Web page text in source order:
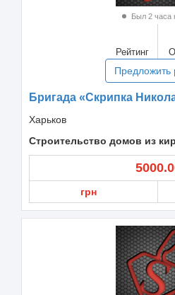
Был 2 часа
Рейтинг
Предложить
Бригада «Скрипка
Харьков
Строительство домов из
грн